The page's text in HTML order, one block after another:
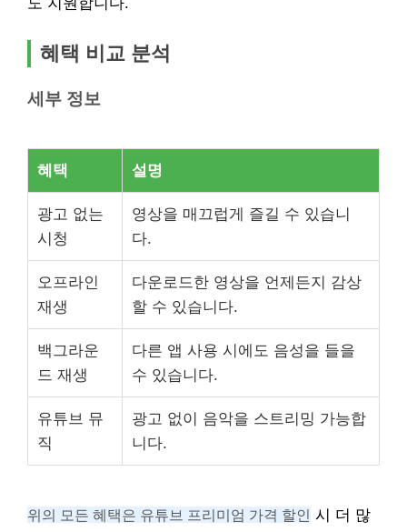
혜택 비교 분석
세부 정보
혜택 설명
광고 없는
시청
영상을 매끄럽게 즐길 수 있습니
다.
오프라인
재생
다운로드한 영상을 언제든지 감상
할 수 있습니다.
백그라운
드 재생
다른 앱 사용 시에도 음성을 들을
수 있습니다.
유튜브 뮤
직
광고 없이 음악을 스트리밍 가능합
니다.
위의 모든 혜택은 유튜브 프리미엄 가격 할인 시 더 많